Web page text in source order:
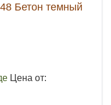
Бетон темный
Цена от: